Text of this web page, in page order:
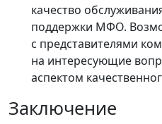
качество
поддержки МФО.
с представителями
на интересующие
аспектом
Заключение